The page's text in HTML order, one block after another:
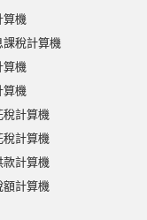
算機
課稅計算機
算機
算機
稅計算機
稅計算機
款計算機
額計算機